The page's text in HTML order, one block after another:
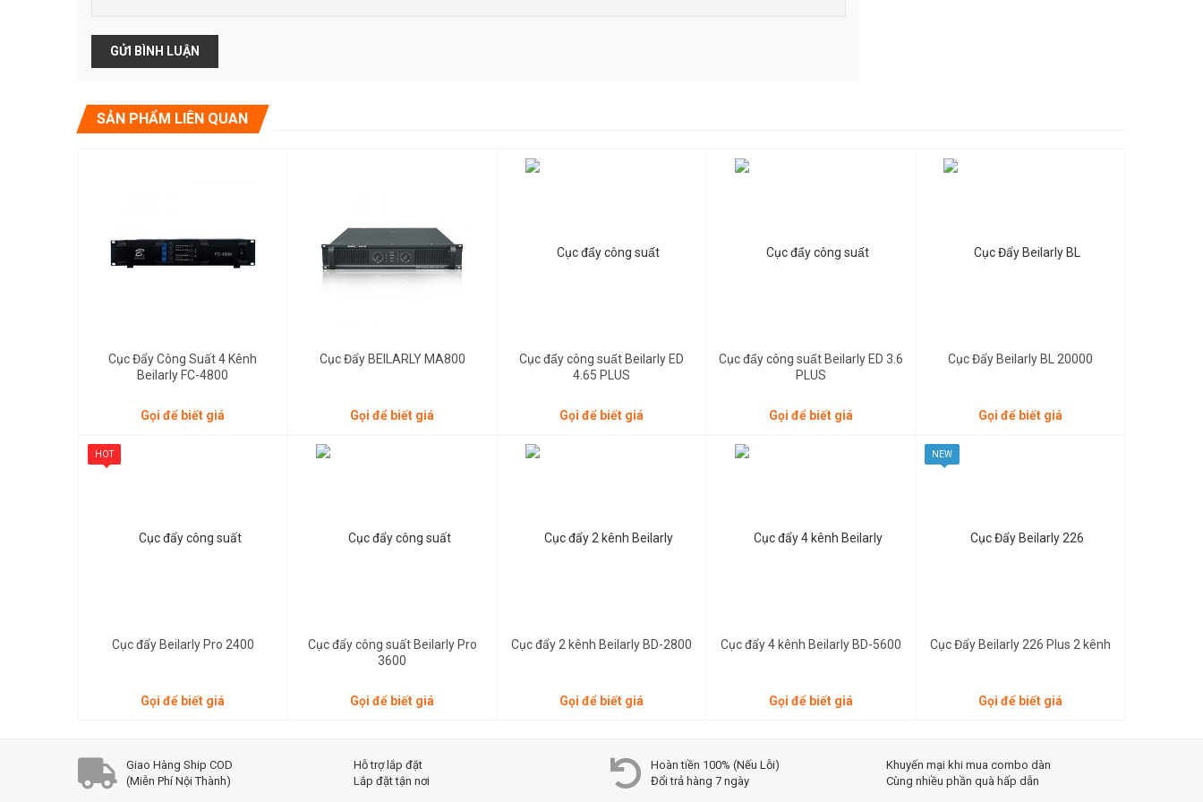
Trở kháng đầu vào: Cân bằng 20KΩ/không cân bằng 10KΩ
Nguồn điện/điện áp: ~220V±10％/50Hz (Khác theo yêu cầu)
Kích thước bao bì bên ngoài (L*H*W): L560×H138×D542mm
SẢN PHẨM LIÊN QUAN
Cục Đẩy Công Suất 4 Kênh
Beilarly FC-4800
Gọi để biết giá
Cục Đẩy BEILARLY MA800
Gọi để biết giá
Gọi để biết giá
Cục đẩy công suất Beilarly ED
4.65 PLUS
Gọi để biết giá
Cục đẩy công suất Beilarly ED 3.6
PLUS
Gọi để biết giá
Cục Đẩy Beilarly BL 20000
Gọi để biết giá
Cục đẩy Beilarly Pro 2400
Gọi để biết giá
HOT
Cục đẩy công suất Beilarly Pro
3600
Gọi để biết giá
Cục đẩy 2 kênh Beilarly BD-2800
Gọi để biết giá
Cục đẩy 4 kênh Beilarly BD-5600
Gọi để biết giá
Cục Đẩy Beilarly 226 Plus 2 kênh
Gọi để biết giá
NEW
Giao Hàng Ship COD
(Miễn Phí Nội Thành)
Hỗ trợ lắp đặt
Lắp đặt tận nơi
Hoàn tiền 100% (Nếu Lỗi)
Đổi trả hàng 7 ngày
Khuyến mại khi mua combo dàn
Cùng nhiều phần quà hấp dẫn